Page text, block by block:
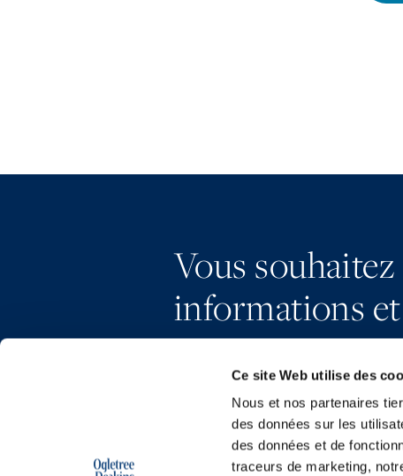
Ce site Web utilise des
Nous et nos partenaires
des données sur les
des données et de
traceurs de marketing,
Vous
informations